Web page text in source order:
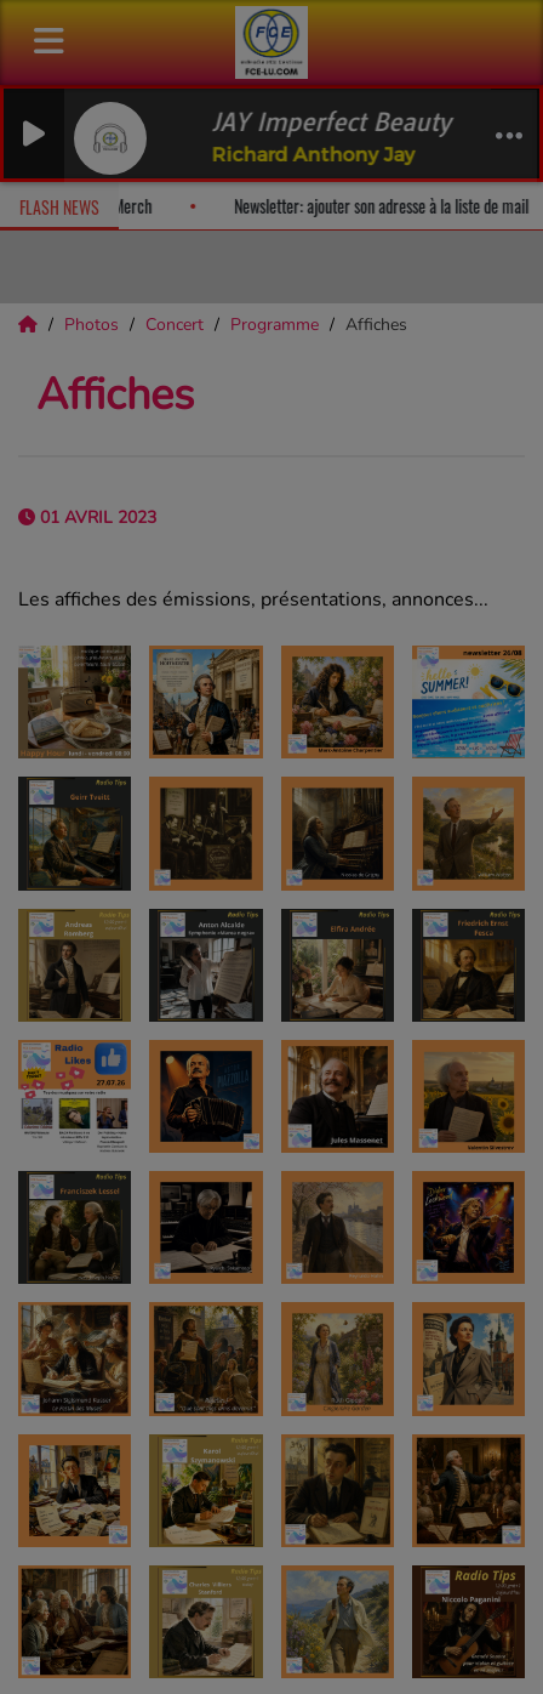
JAY Imperfect Beauty Epilogue
Richard Anthony Jay
FLASH NEWS
surprise! Fan Releases & Merch Newsletter: ajouter son
Photos Concert Programme Affiches
Affiches
01 AVRIL 2023
Les affiches des émissions, présentations, annonces...